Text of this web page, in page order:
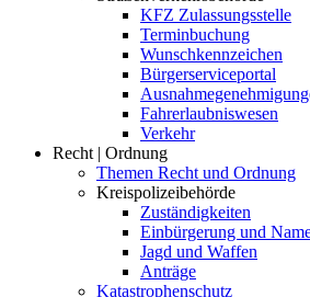
KFZ Zulassungsstelle
Terminbuchung
Wunschkennzeichen
Bürgerserviceportal
Fahrerlaubniswesen
Verkehr
Recht | Ordnung
Themen Recht und Ordnung
Kreispolizeibehörde
Zuständigkeiten
Einbürgerung und
Jagd und Waffen
Anträge
Katastrophenschutz